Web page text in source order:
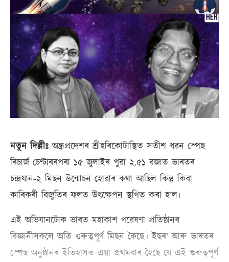
নতুন দিল্লীঃ অন্ধ্ৰপ্ৰদেশৰ শ্ৰীহৰিকোটাস্থিত সতীশ ধৱন স্পেছ
ৰিচাৰ্জ চেণ্টাৰৰপৰা ১৫ জুলাইৰ পুৱা ২.৫১ বজাত ভাৰতৰ
চন্দ্ৰযান-২ মিছন উন্মোচন হোৱাৰ কথা আছিল কিন্তু কিবা
কাৰিকৰী বিজুতিৰ ফলত উৎক্ষেপন স্থগিত কৰা হ’ল৷
এই অভিযানটোক ভাৰত মহাকাশ গৱেষণা প্ৰতিষ্ঠানৰ
বিজ্ঞানীসকলে অতি গুৰুত্বপূৰ্ণ মিছন কৈছে। ইছৰ’ আৰু ভাৰতৰ
স্পেছ অনুষ্ঠানৰ ইতিহাসত এয়া প্ৰথমবাৰ হৈছে যে এই গুৰুত্বপূৰ্ণ